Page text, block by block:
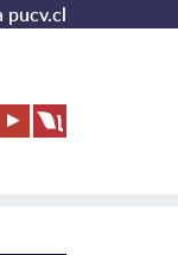
pucv.cl